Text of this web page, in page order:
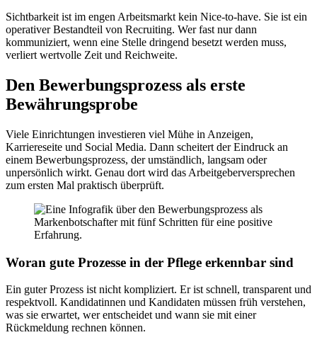
Sichtbarkeit ist im engen Arbeitsmarkt kein Nice-to-have. Sie ist ein
operativer Bestandteil von Recruiting. Wer fast nur dann
kommuniziert, wenn eine Stelle dringend besetzt werden muss,
verliert wertvolle Zeit und Reichweite.
Den Bewerbungsprozess als erste
Bewährungsprobe
Viele Einrichtungen investieren viel Mühe in Anzeigen,
Karriereseite und Social Media. Dann scheitert der Eindruck an
einem Bewerbungsprozess, der umständlich, langsam oder
unpersönlich wirkt. Genau dort wird das Arbeitgeberversprechen
zum ersten Mal praktisch überprüft.
Woran gute Prozesse in der Pflege erkennbar sind
Ein guter Prozess ist nicht kompliziert. Er ist schnell, transparent und
respektvoll. Kandidatinnen und Kandidaten müssen früh verstehen,
was sie erwartet, wer entscheidet und wann sie mit einer
Rückmeldung rechnen können.